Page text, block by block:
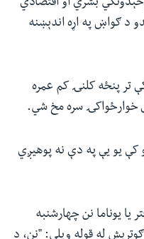
بشري او اقتصادي
د ګواښ په اړه اندېښنه
تر پنځه کلنۍ کم عمره
خوارځواکۍ سره مخ شي.
کې یو یې په دې نه پوهیږي
یا یوناما نن چهارشنبه
له قوله ویلي: "نن، د